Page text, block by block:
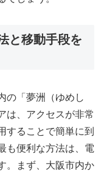
と移動手段を
の「夢洲（ゆめし
は、アクセスが非常
することで簡単に到
も便利な方法は、電
。まず、大阪市内か